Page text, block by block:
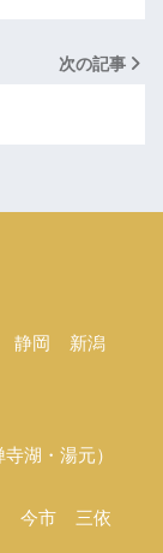
次の記事
静岡
新潟
湖・湯元）
今市 三依